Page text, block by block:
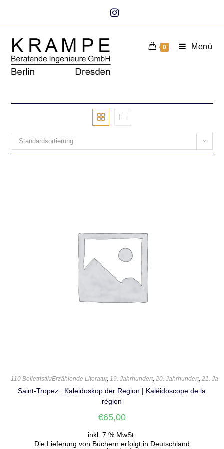
0 Menü
Standardsortierung
110 Belletristik/Erzählende Literatur,19. Jahrhundert,20. Jahrhundert,21.
Saint-Tropez : Kaleidoskop der Region | Kaléidoscope de la
région
€65,00
inkl. 7 % MwSt.
Die Lieferung von Büchern erfolgt in Deutschland